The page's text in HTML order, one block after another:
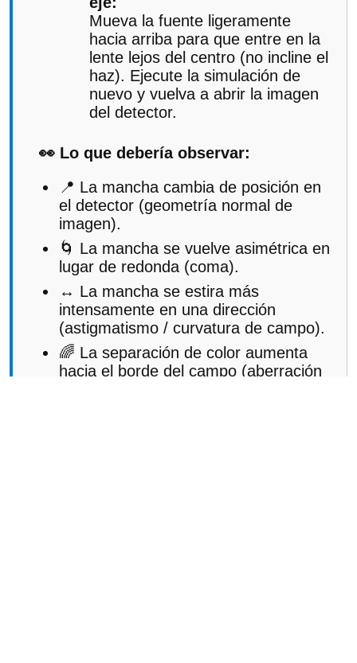
Mueva la fuente ligeramente
hacia arriba para que entre en la
lente lejos del centro (no incline el
haz). Ejecute la simulación de
nuevo y vuelva a abrir la imagen
del detector.
👀 Lo que debería observar:
📍 La mancha cambia de posición en
el detector (geometría normal de
imagen).
🌀 La mancha se vuelve asimétrica en
lugar de redonda (coma).
↔️ La mancha se estira más
intensamente en una dirección
(astigmatismo / curvatura de campo).
🌈 La separación de color aumenta
hacia el borde del campo (aberración